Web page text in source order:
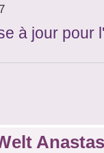
à jour pour